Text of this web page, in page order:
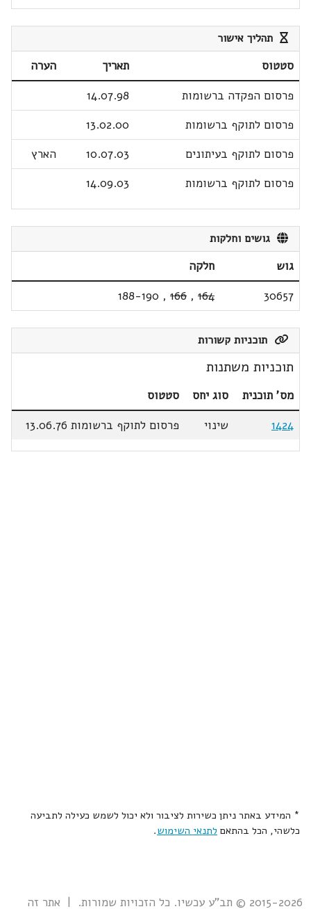
תהליך אישור
סטטוס תאריך
הערה
פרסום הפקדה ברשומות
14.07.98
פרסום לתוקף ברשומות
13.02.00
פרסום לתוקף בעיתונים
10.07.03
הארץ
פרסום לתוקף ברשומות
14.09.03
גושים וחלקות
גוש
חלקה
30657
164
,
166
,
188-190
תוכניות קשורות
תוכניות משתנות
מס' תוכנית סוג יחס
סטטוס
1424
שינוי פרסום לתוקף ברשומות 13.06.76
* המידע באתר ניתן כשירות לציבור ולא יכול לשמש כעילה לתביעה
כלשהי, הכל בהתאם לתנאי השימוש.
2015-2026 © תב"ע עכשיו. כל הזכויות שמורות. | אתר זה